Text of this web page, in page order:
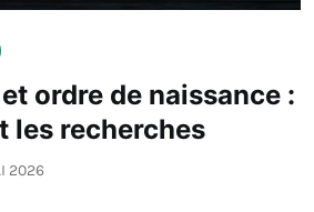
ordre de naissance :
les recherches
2026